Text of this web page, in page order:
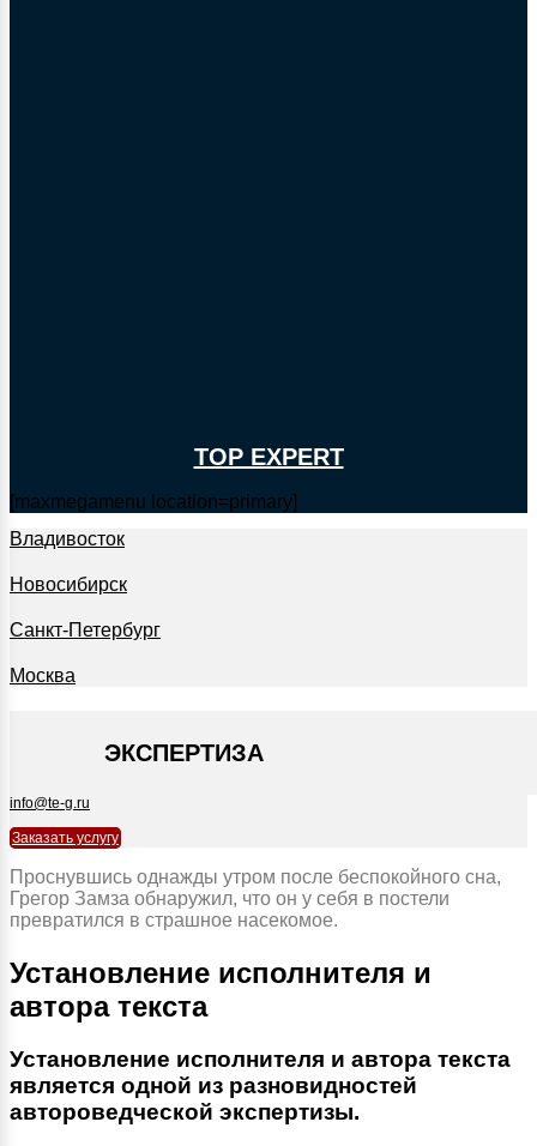
TOP EXPERT
[maxmegamenu location=primary]
Владивосток
Новосибирск
Санкт-Петербург
Москва
ЭКСПЕРТИЗА
info@te-g.ru
Заказать услугу
Проснувшись однажды утром после беспокойного сна,
Грегор Замза обнаружил, что он у себя в постели
превратился в страшное насекомое.
Установление исполнителя и
автора текста
Установление исполнителя и автора текста
является одной из разновидностей
автороведческой экспертизы.